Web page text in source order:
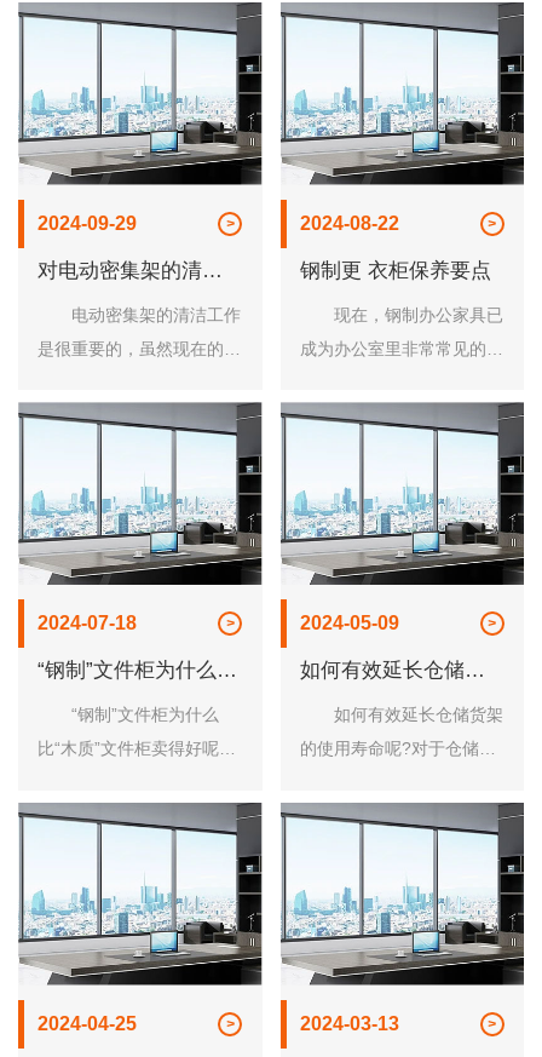
说一说吧! 因为移动便
好、空间利用率***优点而深
受客户的喜爱，......
须要十分熟悉它的构造才可
的是正规大品牌的产品，他
们通常都是会有非......
2024-09-29
对电动密集架的清洁
工作很重要
电动密集架的清洁工作
是很重要的，虽然现在的办
打扫，但还是会有很多的灰
而已，所以，要及时做到将
密集架上的灰尘快......
2024-08-22
钢制更 衣柜保养要点
现在，钢制办公家具已
成为办公室里非常常见的办
制范围以涵盖钢制更 衣
柜等多款产品。这和钢制办
公家具优势是分不......
2024-07-18
“钢制”文件柜为什么
比“木质”文件柜卖得好
“钢制”文件柜为什么
比“木质”文件柜卖得好呢?
来为大家简单的介绍一下
工艺的不断的发展之后，人
们在不同的领域中......
2024-05-09
如何有效延长仓储货
架的使用寿命
如何有效延长仓储货架
的使用寿命呢?对于仓储货
了解，对其使用寿命有所影
库的温度、湿度、光照、通
风条件等多种，使......
2024-04-25 2024-03-13